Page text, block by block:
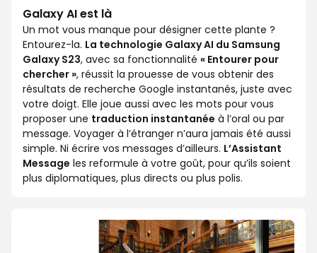
Galaxy AI est là
Un mot vous manque pour désigner cette plante ?
Entourez-la. La technologie Galaxy AI du Samsung
Galaxy S23, avec sa fonctionnalité « Entourer pour
chercher », réussit la prouesse de vous obtenir des
résultats de recherche Google instantanés, juste avec
votre doigt. Elle joue aussi avec les mots pour vous
proposer une traduction instantanée à l’oral ou par
message. Voyager à l’étranger n’aura jamais été aussi
simple. Ni écrire vos messages d’ailleurs. L’Assistant
Message les reformule à votre goût, pour qu’ils soient
plus diplomatiques, plus directs ou plus polis.